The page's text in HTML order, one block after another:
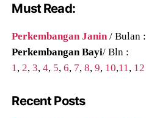
Must Read:
Perkembangan Janin / Bulan :
Perkembangan Bayi/ Bln :
1 , 2,3,4, 5,6, 7,8,9, 10,11 , 12
Recent Posts